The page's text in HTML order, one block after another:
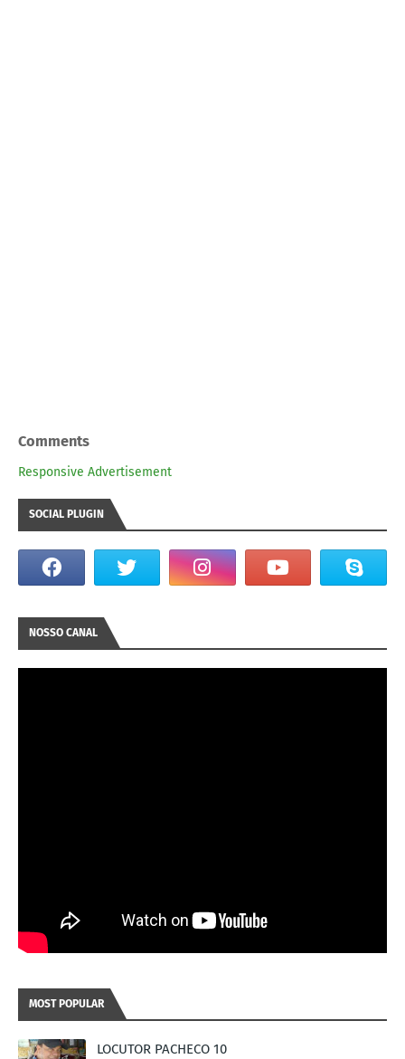
Comments
Responsive Advertisement
SOCIAL PLUGIN
NOSSO CANAL
MOST POPULAR
LOCUTOR PACHECO 10